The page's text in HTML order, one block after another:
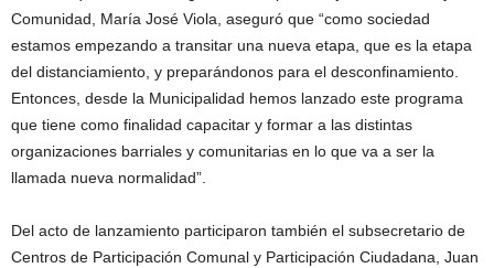
Comunidad, María José Viola, aseguró que “como sociedad
estamos empezando a transitar una nueva etapa, que es la etapa
del distanciamiento, y preparándonos para el desconfinamiento.
Entonces, desde la Municipalidad hemos lanzado este programa
que tiene como finalidad capacitar y formar a las distintas
organizaciones barriales y comunitarias en lo que va a ser la
llamada nueva normalidad”.
Del acto de lanzamiento participaron también el subsecretario de
Centros de Participación Comunal y Participación Ciudadana, Juan